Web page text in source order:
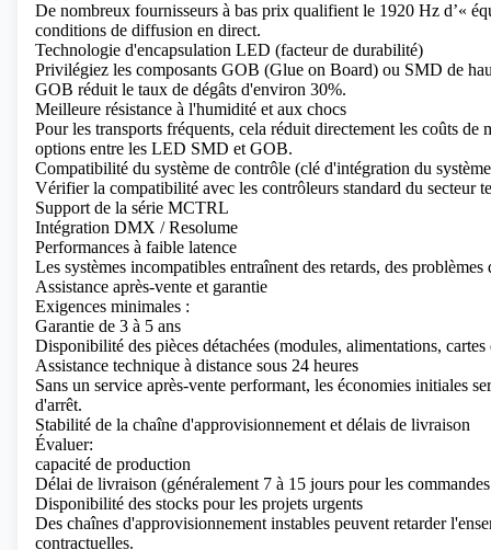
De nombreux fournisseurs à bas prix qualifient le 1920 Hz d’«
conditions de diffusion en direct.
Technologie d'encapsulation LED (facteur de durabilité)
Privilégiez les composants GOB (Glue on Board) ou SMD de
GOB réduit le taux de dégâts d'environ 30%.
Meilleure résistance à l'humidité et aux chocs
Pour les transports fréquents, cela réduit directement les coûts de
options entre les LED SMD et GOB.
Compatibilité du système de contrôle (clé d'intégration du
Vérifier la compatibilité avec les contrôleurs standard du secteur
Support de la série MCTRL
Intégration DMX / Resolume
Performances à faible latence
Les systèmes incompatibles entraînent des retards, des
Assistance après-vente et garantie
Exigences minimales :
Garantie de 3 à 5 ans
Disponibilité des pièces détachées (modules, alimentations,
Assistance technique à distance sous 24 heures
Sans un service après-vente performant, les économies initiales
d'arrêt.
Stabilité de la chaîne d'approvisionnement et délais de livraison
Évaluer:
capacité de production
Délai de livraison (généralement 7 à 15 jours pour les
Disponibilité des stocks pour les projets urgents
Des chaînes d'approvisionnement instables peuvent retarder
contractuelles.